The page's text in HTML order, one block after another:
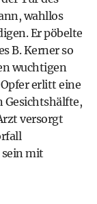
wahllos
Er pöbelte
B. Kerner so
wuchtigen
erlitt eine
Gesichtshälfte,
versorgt
sein mit